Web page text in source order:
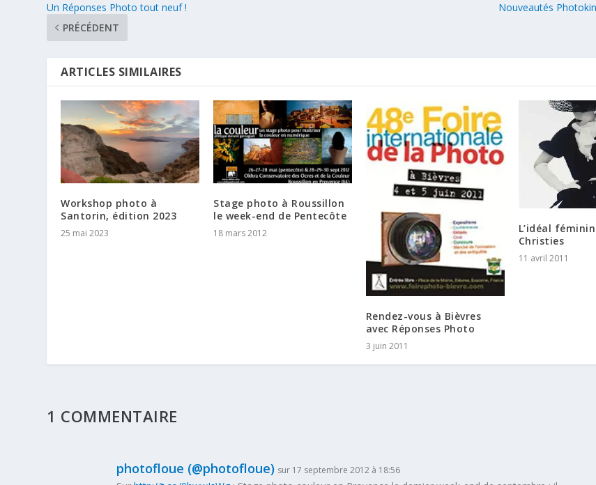
Un Réponses Photo tout neuf !
PRÉCÉDENT
Nouveautés
ARTICLES SIMILAIRES
Workshop photo à
Santorin, édition 2023
25 mai 2023
Stage photo à Roussillon
le week-end de Pentecôte
18 mars 2012
Rendez-vous à Bièvres
avec Réponses Photo
3 juin 2011
L’idéal
Christies
11 avril 2011
1 COMMENTAIRE
photofloue (@photofloue) sur 17 septembre 2012 à 18:56